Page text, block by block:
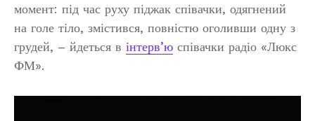
момент: під час руху піджак співачки, одягнений
на голе тіло, змістився, повністю оголивши одну з
грудей, – йдеться в інтерв’ю співачки радіо «Люкс
ФМ».